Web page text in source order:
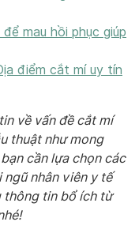
mau hồi phục giúp
điểm cắt mí uy tín
về vấn đề cắt mí
thuật như mong
cần lựa chọn các
nhân viên y tế
thông tin bổ ích từ